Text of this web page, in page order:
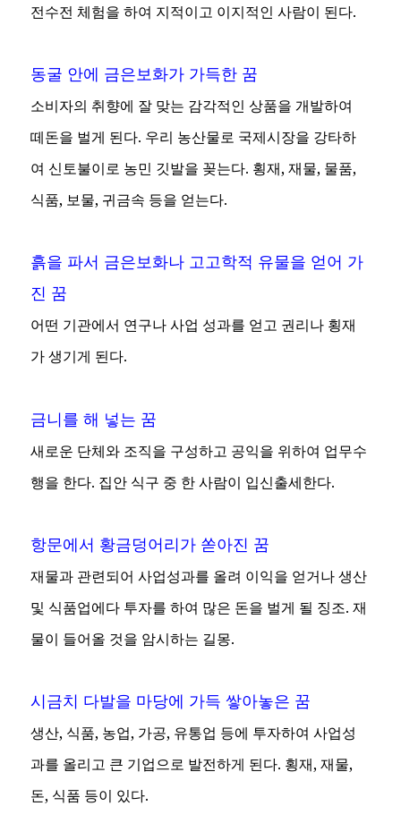
전수전 체험을 하여 지적이고 이지적인 사람이 된다.
동굴 안에 금은보화가 가득한 꿈
소비자의 취향에 잘 맞는 감각적인 상품을 개발하여
떼돈을 벌게 된다. 우리 농산물로 국제시장을 강타하
여 신토불이로 농민 깃발을 꽂는다. 횡재, 재물, 물품,
식품, 보물, 귀금속 등을 얻는다.
흙을 파서 금은보화나 고고학적 유물을 얻어 가
진 꿈
어떤 기관에서 연구나 사업 성과를 얻고 권리나 횡재
가 생기게 된다.
금니를 해 넣는 꿈
새로운 단체와 조직을 구성하고 공익을 위하여 업무수
행을 한다. 집안 식구 중 한 사람이 입신출세한다.
항문에서 황금덩어리가 쏟아진 꿈
재물과 관련되어 사업성과를 올려 이익을 얻거나 생산
및 식품업에다 투자를 하여 많은 돈을 벌게 될 징조. 재
물이 들어올 것을 암시하는 길몽.
시금치 다발을 마당에 가득 쌓아놓은 꿈
생산, 식품, 농업, 가공, 유통업 등에 투자하여 사업성
과를 올리고 큰 기업으로 발전하게 된다. 횡재, 재물,
돈, 식품 등이 있다.